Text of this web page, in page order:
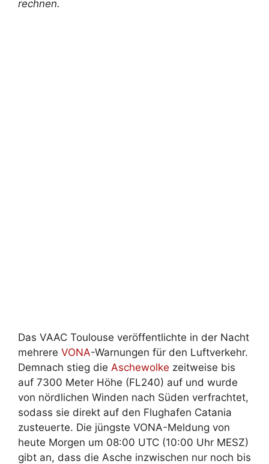
rechnen.
Das VAAC Toulouse veröffentlichte in der Nacht
mehrere VONA-Warnungen für den Luftverkehr.
Demnach stieg die Aschewolke zeitweise bis
auf 7300 Meter Höhe (FL240) auf und wurde
von nördlichen Winden nach Süden verfrachtet,
sodass sie direkt auf den Flughafen Catania
zusteuerte. Die jüngste VONA-Meldung von
heute Morgen um 08:00 UTC (10:00 Uhr MESZ)
gibt an, dass die Asche inzwischen nur noch bis